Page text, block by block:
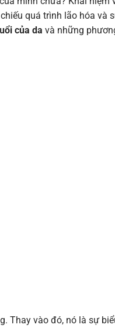
quá trình lão hóa và
của da và những
Thay vào đó, nó là sự